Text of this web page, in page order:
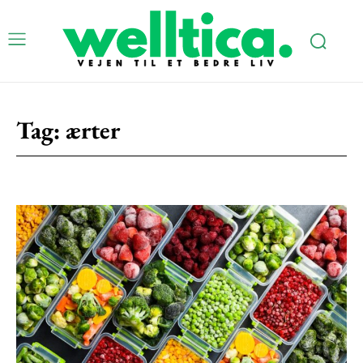
Subscription Plans
Free limited access
Gratis / forever
Etiam est nibh, lobortis sit
Tag: ærter